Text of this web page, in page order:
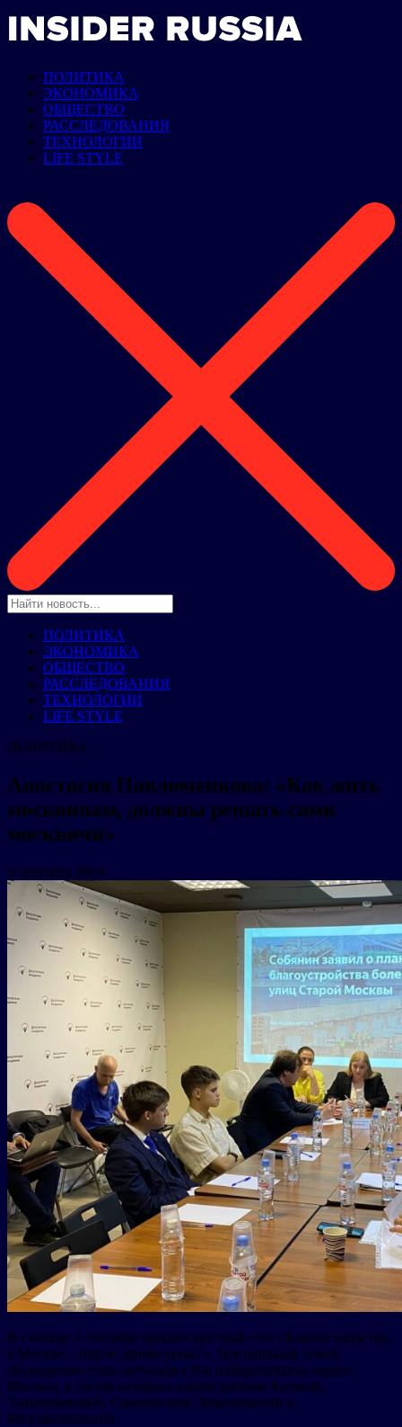
ПОЛИТИКА
ЭКОНОМИКА
ОБЩЕСТВО
РАССЛЕДОВАНИЯ
ТЕХНОЛОГИИ
LIFE STYLE
ПОЛИТИКА
ЭКОНОМИКА
ОБЩЕСТВО
РАССЛЕДОВАНИЯ
ТЕХНОЛОГИИ
LIFE STYLE
ПОЛИТИКА
Анастасия Павлюченкова: «Как жить
москвичам, должны решать сами
москвичи»
5 сентября 2024
В столице 4 сентябре прошел круглый стол «Благоустройство
в Москве – пир во время чумы?». Центральной темой
обсуждения стала ситуация в 8-м избирательном округе
Москвы, в состав которого входят районы Беговой,
Тимирязевский, Савеловский, Хорошёвский и
Бескудниковский.